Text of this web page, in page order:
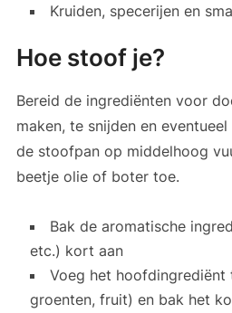
Kruiden, specerijen en
Hoe stoof je?
Bereid de ingrediënten voor
maken, te snijden en
de stoofpan op middelhoog
beetje olie of boter toe.
Bak de aromatische
etc.) kort aan
Voeg het hoofdingrediënt
groenten, fruit) en bak het